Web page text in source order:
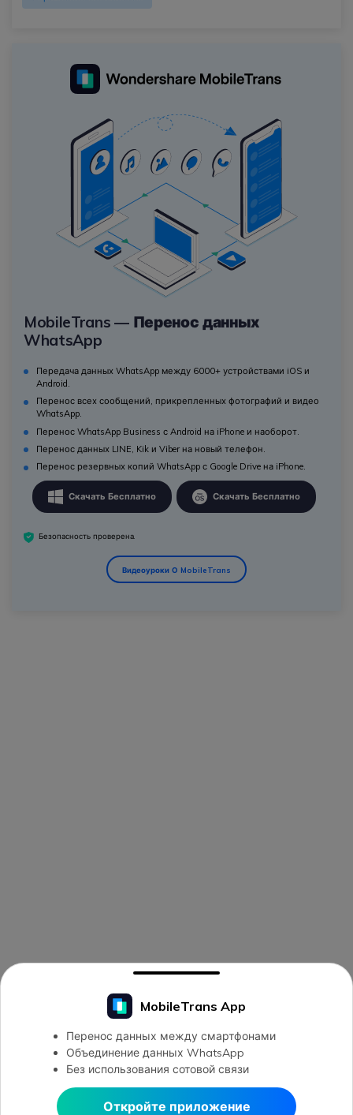
MobileTrans App
Перенос данных между смартфонами
Объединение данных WhatsApp
Без использования сотовой связи
Откройте приложение
MobileTrans — Перенос данных
WhatsApp
Передача данных WhatsApp между 6000+ устройствами iOS и
Android.
Перенос всех сообщений, прикрепленных фотографий и видео
WhatsApp.
Перенос WhatsApp Business с Android на iPhone и наоборот.
Перенос данных LINE, Kik и Viber на новый телефон.
Перенос резервных копий WhatsApp с Google Drive на iPhone.
Скачать Бесплатно Скачать Бесплатно
Безопасность проверена.
Видеоуроки О MobileTrans